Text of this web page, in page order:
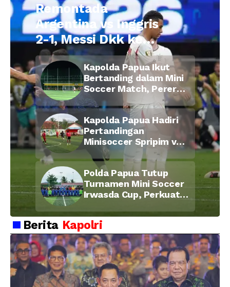
Remontada
Argentina vs Inggris
2-1, Messi Dkk ke
Final Piala Dunia
2026
Kapolda Papua Ikut
Bertanding dalam Mini
Soccer Match, Pererat
Kebersamaan Personel
di Bulan Ramadan
Kapolda Papua Hadiri
Pertandingan
Minisoccer Spripim vs
Bid Propam, Pererat
Soliditas dan
Kebersamaan Personel
Polda Papua Tutup
Turnamen Mini Soccer
Irwasda Cup, Perkuat
Kebersamaan Personel
Berita Kapolri